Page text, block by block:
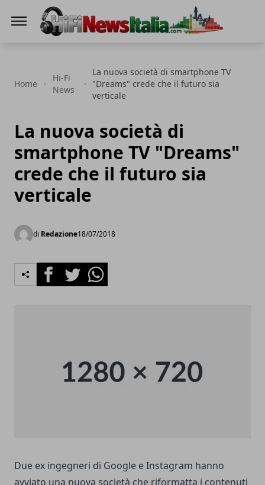
Home
Hi-Fi
News
La nuova società di smartphone TV
"Dreams" crede che il futuro sia
verticale
La nuova società di
smartphone TV "Dreams"
crede che il futuro sia
verticale
di Redazione18/07/2018
FacebookTwitterWhatsapp
Due ex ingegneri di Google e Instagram hanno
avviato una nuova società che riformatta i contenuti